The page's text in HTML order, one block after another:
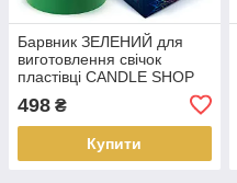
Барвник ЗЕЛЕНИЙ для
виготовлення свічок
пластівці CANDLE SHOP
498 ₴
Купити